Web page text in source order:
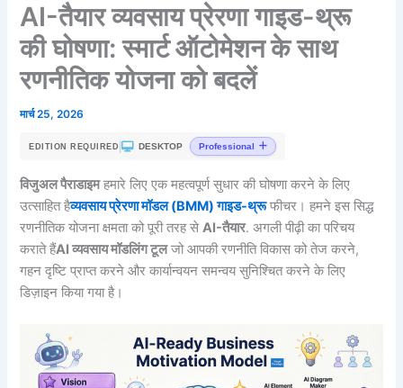
AI-तैयार व्यवसाय प्रेरणा गाइड-थ्रू
की घोषणा: स्मार्ट ऑटोमेशन के साथ
रणनीतिक योजना को बदलें
मार्च 25, 2026
EDITION REQUIRED | DESKTOP Professional
विजुअल पैराडाइमहमारे लिए एक महत्वपूर्ण सुधार की घोषणा करने के लिए
उत्साहित हैव्यवसाय प्रेरणा मॉडल (BMM) गाइड-थ्रूफीचर। हमने इस सिद्ध
रणनीतिक योजना क्षमता को पूरी तरह सेAI-तैयार. अगली पीढ़ी का परिचय
कराते हैंAI व्यवसाय मॉडलिंग टूलजो आपकी रणनीति विकास को तेज करने,
गहन दृष्टि प्राप्त करने और कार्यान्वयन समन्वय सुनिश्चित करने के लिए
डिज़ाइन किया गया है।